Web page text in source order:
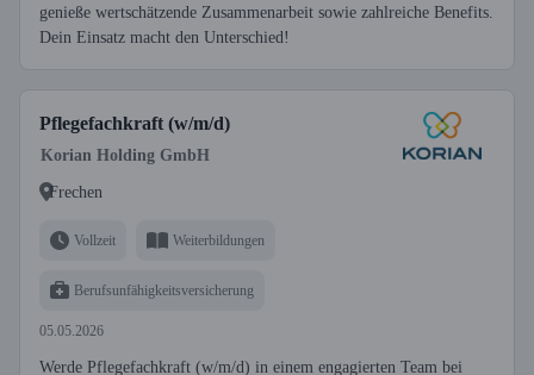
genieße wertschätzende Zusammenarbeit sowie zahlreiche Benefits.
Dein Einsatz macht den Unterschied!
Pflegefachkraft (w/m/d)
Korian Holding GmbH
Frechen
Vollzeit Weiterbildungen
Berufsunfähigkeitsversicherung
05.05.2026
Werde Pflegefachkraft (w/m/d) in einem engagierten Team bei